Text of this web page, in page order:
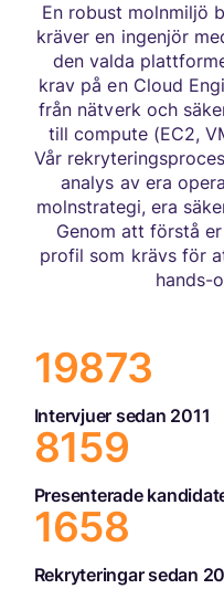
En robust molnmiljö
kräver en ingenjör
den valda
krav på en Cloud
från nätverk och
till compute (EC2,
Vår
analys av era
molnstrategi, era
Genom att förstå
profil som krävs för
hands-
19873
Intervjuer sedan 2011
8537
Presenterade
1658
Rekryteringar sedan